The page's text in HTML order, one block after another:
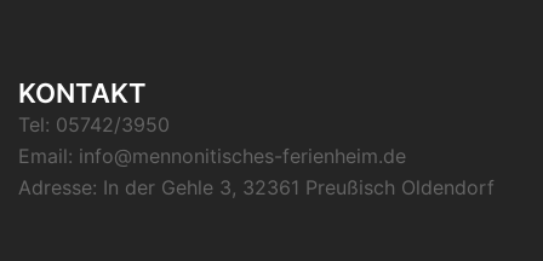
KONTAKT
Tel: 05742/3950
Email: info@mennonitisches-ferienheim.de
Adresse: In der Gehle 3, 32361 Preußisch Oldendorf